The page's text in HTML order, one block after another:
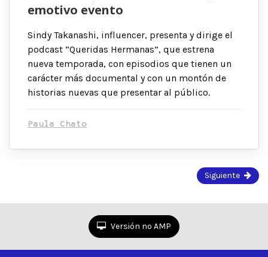
emotivo evento
Sindy Takanashi, influencer, presenta y dirige el
podcast “Queridas Hermanas”, que estrena
nueva temporada, con episodios que tienen un
carácter más documental y con un montón de
historias nuevas que presentar al público.
Paula Chato
Siguiente
Versión no AMP